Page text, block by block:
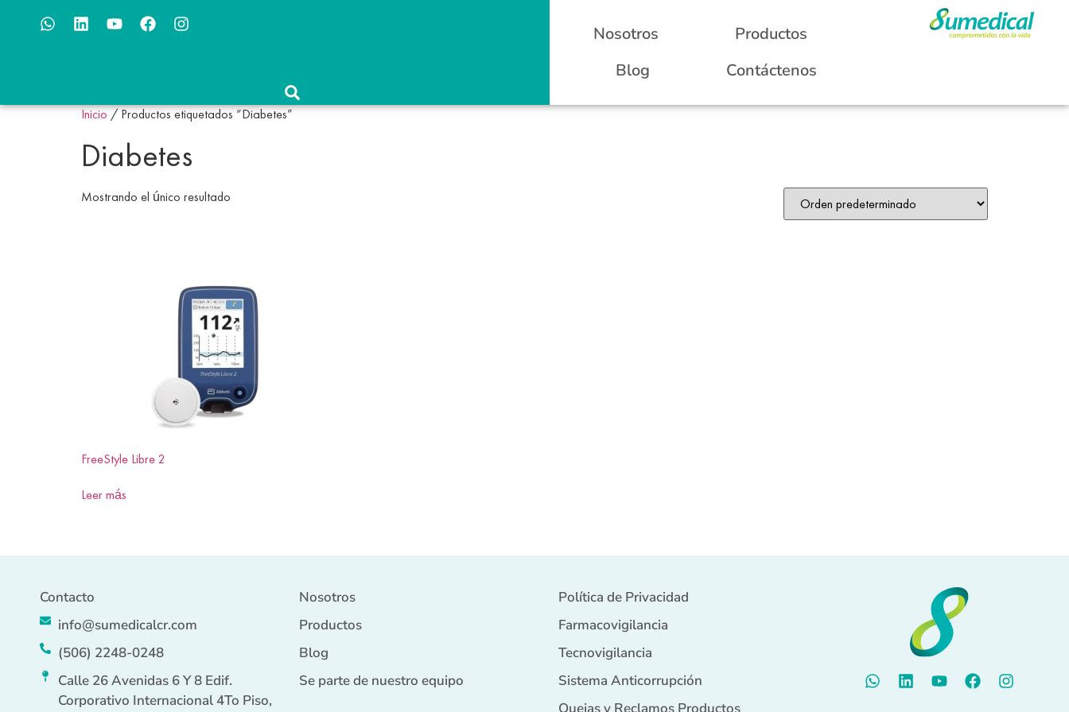
Nosotros
Productos
Blog
Contáctenos
Inicio/ Productos etiquetados “Diabetes”
Diabetes
Mostrando el único resultado
FreeStyle Libre 2
Leer más
Contacto
info@sumedicalcr.com
(506) 2248-0248
Calle 26 Avenidas 6 Y 8 Edif.
Corporativo Internacional 4To Piso,
Nosotros
Productos
Blog
Se parte de nuestro equipo
Política de Privacidad
Farmacovigilancia
Tecnovigilancia
Sistema Anticorrupción